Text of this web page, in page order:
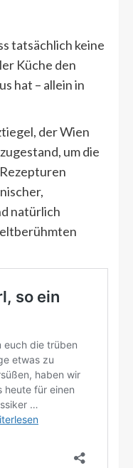
tatsächlich keine
Küche den
hat – allein in
der Wien
um die
natürlich